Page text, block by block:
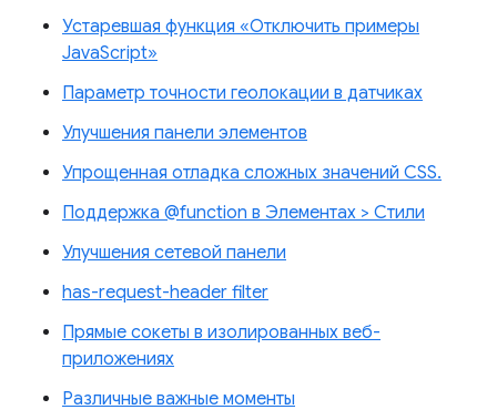
Устаревшая функция «Отключить примеры
JavaScript»
Параметр точности геолокации в датчиках
Улучшения панели элементов
Упрощенная отладка сложных значений CSS.
Поддержка @function в Элементах > Стили
Улучшения сетевой панели
has-request-header filter
Прямые сокеты в изолированных веб-
приложениях
Различные важные моменты